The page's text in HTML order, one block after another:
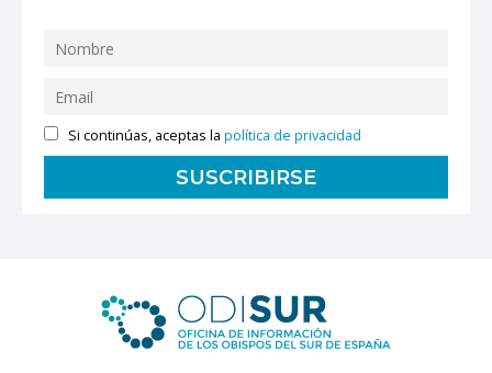
Si continúas, aceptas lapolítica de privacidad